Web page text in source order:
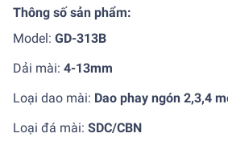
Thông số sản phẩm:
Model: GD-313B
Dải mài: 4-13mm
Loại dao mài: Dao phay ngón 2,3,4
Loại đá mài: SDC/CBN